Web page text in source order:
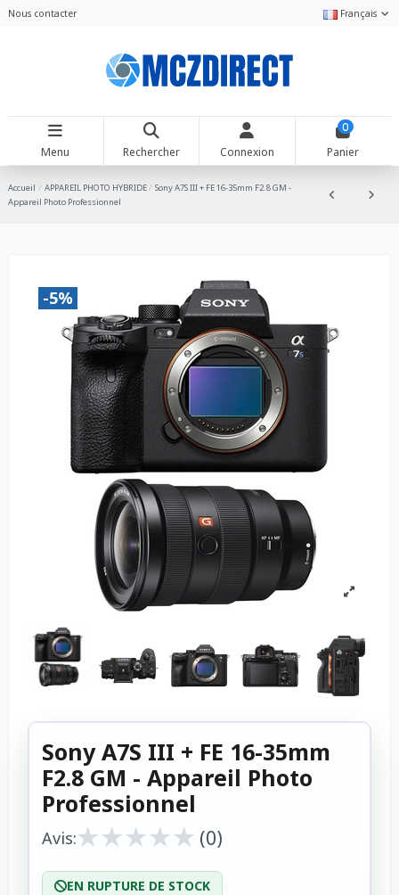
Nous contacter Français
Menu Rechercher Connexion
0
Panier
Accueil APPAREIL PHOTO HYBRIDE
Sony A7S III + FE 16-35mm F2.8 GM -
Appareil Photo Professionnel
-5%
Sony A7S III + FE 16-35mm
F2.8 GM - Appareil Photo
Professionnel
Avis:★
★★
★★
★★
★★
★ (0)
EN RUPTURE DE STOCK